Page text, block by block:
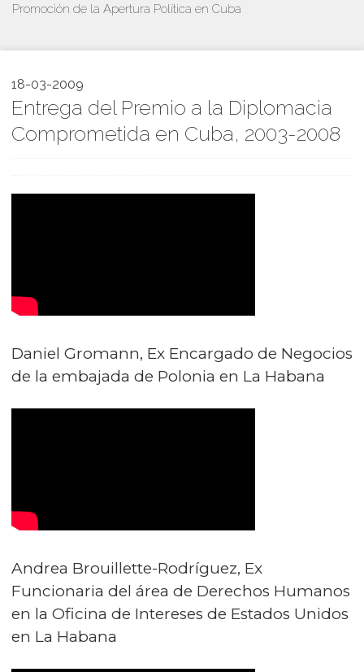
Promoción de la Apertura Política en Cuba
18-03-2009
Entrega del Premio a la Diplomacia
Comprometida en Cuba, 2003-2008
Daniel Gromann, Ex Encargado de Negocios
de la embajada de Polonia en La Habana
Andrea Brouillette-Rodríguez, Ex
Funcionaria del área de Derechos Humanos
en la Oficina de Intereses de Estados Unidos
en La Habana